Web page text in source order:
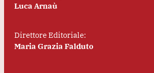
Luca Arnaù
Direttore Editoriale:
Maria Grazia Falduto